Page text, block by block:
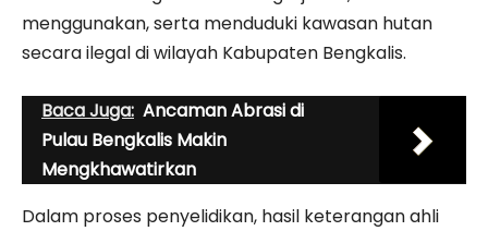
menggunakan, serta menduduki kawasan hutan
secara ilegal di wilayah Kabupaten Bengkalis.
Baca Juga: Ancaman Abrasi di
Pulau Bengkalis Makin
Mengkhawatirkan
Dalam proses penyelidikan, hasil keterangan ahli